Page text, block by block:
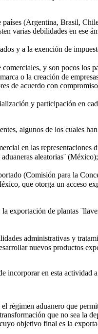
(Argentina, Brasil,
varias debilidades en ese
y a la exención de
y son pocos los
o la creación de
de acuerdo con
y participación en
algunos de los cuales
en las
aleatorias¨ (México);
(Comisión para la
que otorga un acceso
de plantas
administrativas y
nuevos productos
en esta actividad
régimen aduanero que
que no sea la
objetivo final es la